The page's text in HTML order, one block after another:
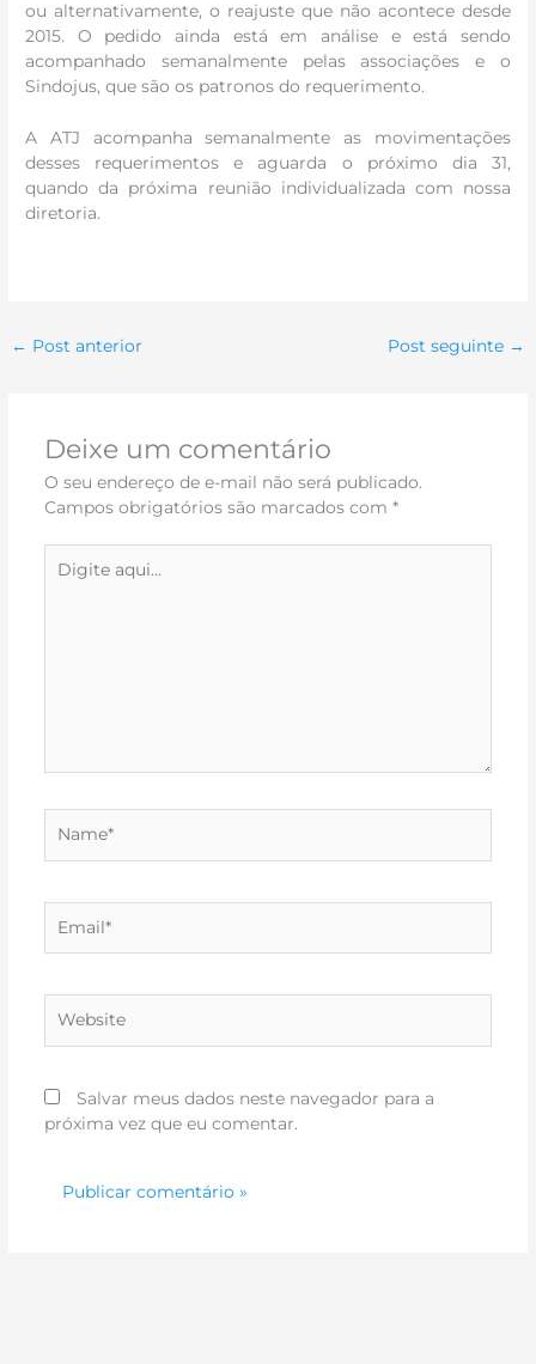
ou alternativamente, o reajuste que não acontece desde
2015. O pedido ainda está em análise e está sendo
acompanhado semanalmente pelas associações e o
Sindojus, que são os patronos do requerimento.
A ATJ acompanha semanalmente as movimentações
desses requerimentos e aguarda o próximo dia 31,
quando da próxima reunião individualizada com nossa
diretoria.
← Post anterior Post seguinte →
Deixe um comentário
O seu endereço de e-mail não será publicado.
Campos obrigatórios são marcados com *
aqui...
Salvar meus dados neste navegador para a
próxima vez que eu comentar.